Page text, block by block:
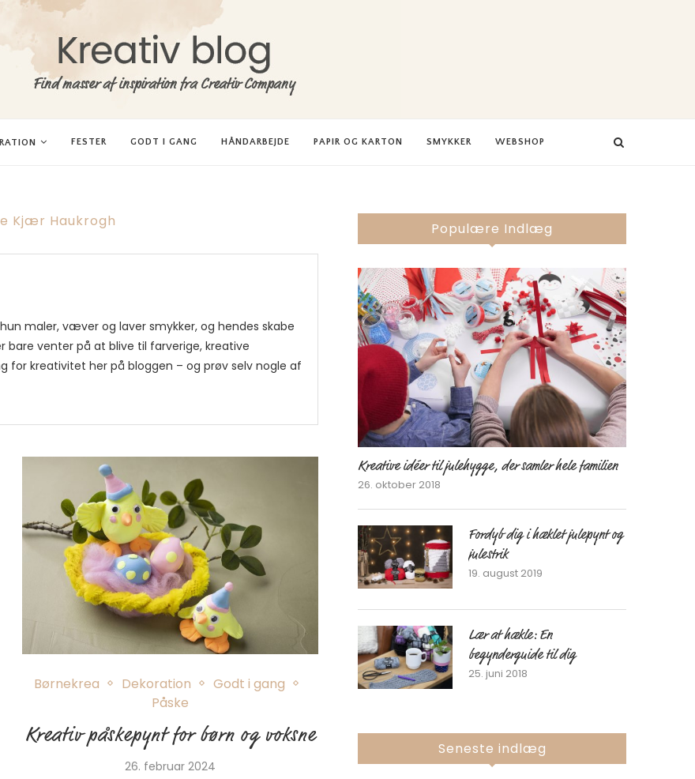
FESTER GODT I GANG HÅNDARBEJDE PAPIR OG KARTON SMYKKER WEBSHOP
Kjær Haukrogh
maler, væver og laver smykker, og hendes skabe
bare venter på at blive til farverige, kreative
for kreativitet her på bloggen – og prøv selv nogle af
Børnekrea Dekoration
Godt i gang
Påske
Kreativ påskepynt for børn og voksne
26. februar 2024
Populære Indlæg
Kreative idéer til julehygge, der samler hele familien
26. oktober 2018
Fordyb dig i hæklet julepynt og
julestrik
19. august 2019
Lær at hækle: En
begynderguide til dig
25. juni 2018
Seneste indlæg